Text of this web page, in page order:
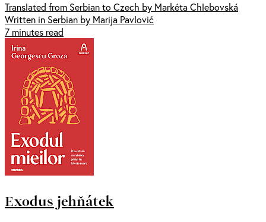
Translated from Serbian to Czech by Markéta Chlebovská
Written in Serbian by Marija Pavlović
7 minutes read
Exodus jehňátek